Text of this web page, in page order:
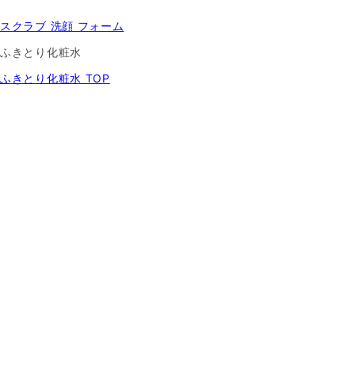
スクラブ 洗顔 フォーム
ふきとり化粧水
ふきとり化粧水 TOP